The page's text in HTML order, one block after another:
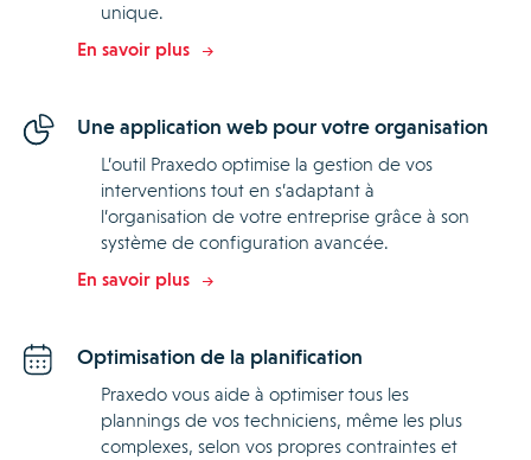
unique.
En savoir plus
Une application web pour votre organisation
L’outil Praxedo optimise la gestion de vos
interventions tout en s’adaptant à
l’organisation de votre entreprise grâce à son
système de configuration avancée.
En savoir plus
Optimisation de la planification
Praxedo vous aide à optimiser tous les
plannings de vos techniciens, même les plus
complexes, selon vos propres contraintes et